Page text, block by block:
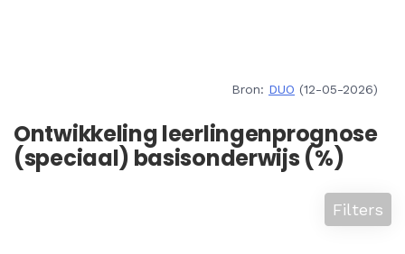
Bron: DUO (12-05-2026)
Ontwikkeling leerlingenprognose
(speciaal) basisonderwijs (%)
Filters